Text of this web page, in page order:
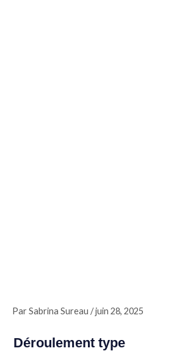
ParSabrina Sureau /juin 28, 2025
Déroulement type